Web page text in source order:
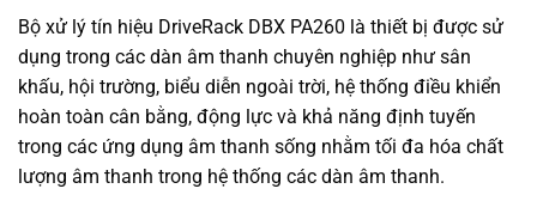
Bộ xử lý tín hiệu DriveRack DBX PA260 là thiết bị được sử
dụng trong các dàn âm thanh chuyên nghiệp như sân
khấu, hội trường, biểu diễn ngoài trời, hệ thống điều khiển
hoàn toàn cân bằng, động lực và khả năng định tuyến
trong các ứng dụng âm thanh sống nhằm tối đa hóa chất
lượng âm thanh trong hệ thống các dàn âm thanh.